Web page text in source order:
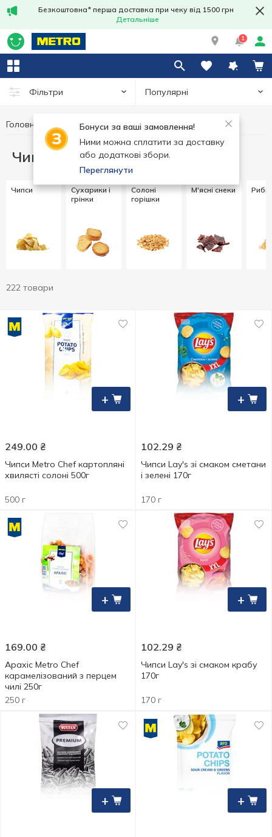
Безкоштовна* перша доставка при чеку від 1500 грн
Детальніше
1
Фільтри Популярні
Бонуси за ваші замовлення!
Ними можна сплатити за доставку
або додаткові збори.
Переглянути
Головна Чипси та снеки
Чипси та снеки
Чипси
Сухарики і
грінки
Солоні
горішки
М'ясні снеки
222 товари
+
249.00 ₴
Чипси Metro Chef картопляні
хвилясті солоні 500г
500 г
+
102.29 ₴
Чипси Lay's зі смаком сметани
і зелені 170г
170 г
+
169.00 ₴
Арахіс Metro Chef
карамелізований з перцем
чилі 250г
250 г
+
102.29 ₴
Чипси Lay's зі смаком крабу
170г
170 г
+ +